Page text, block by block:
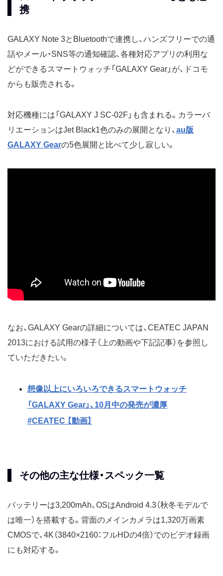
携
GALAXY Note 3とBluetoothで連携し、ハンズフリーでの通
話やメール・SNS等の通知確認、各種対応アプリの利用な
どができるスマートウォッチ「GALAXY Gear」が、ドコモ
からも販売される。
対応機種には「GALAXY J SC-02F」も含まれる。カラーバ
リエーションはJet Black1色のみの展開となり、 au版
GALAXY Gearの5色展開と比べて少し寂しい。
なお、GALAXY Gearの詳細については、CEATEC JAPAN
2013における試用の様子（上の動画や下記記事）を参照し
ていただきたい。
想像以上にいろいろできるスマートウォッチ
「GALAXY Gear」、10月中の発売が濃厚
#CEATEC 【動画】
その他の主な仕様・スペック一覧
バッテリーは3,200mAh、OSはAndroid 4.3（秋冬モデルで
は唯一）を搭載する。背面のメインカメラは1,320万画素
CMOSで、4K（3840×2160：フルHDの4倍）でのビデオ録画
にも対応する。